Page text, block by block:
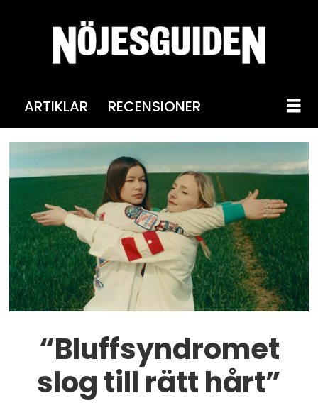
ARTIKLAR RECENSIONER
“Bluffsyndromet
slog till rätt hårt”